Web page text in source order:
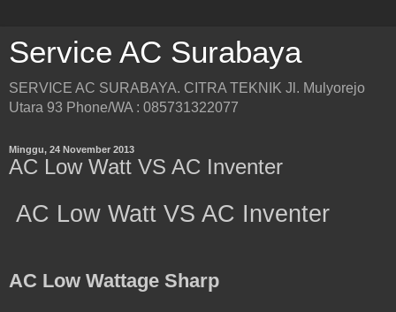
Service AC Surabaya
SERVICE AC SURABAYA. CITRA TEKNIK Jl. Mulyorejo
Utara 93 Phone/WA : 085731322077
Minggu, 24 November 2013
AC Low Watt VS AC Inventer
AC Low Watt VS AC Inventer
AC Low Wattage Sharp